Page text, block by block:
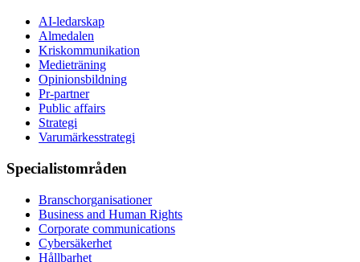
AI-ledarskap
Almedalen
Kris­kommunikation
Medieträning
Opinionsbildning
Pr-partner
Public affairs
Strategi
Varumärkesstrategi
Specialistområden
Branschorganisationer
Business and Human Rights
Corporate communications
Cybersäkerhet
Hållbarhet